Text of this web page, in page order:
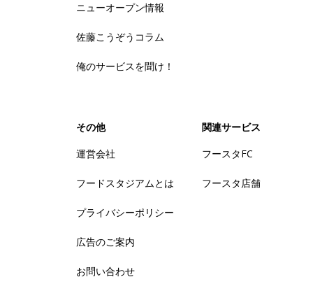
ニューオープン情報
佐藤こうぞうコラム
俺のサービスを聞け！
その他
運営会社
フードスタジアムとは
プライバシーポリシー
広告のご案内
お問い合わせ
関連サービス
フースタFC
フースタ店舗